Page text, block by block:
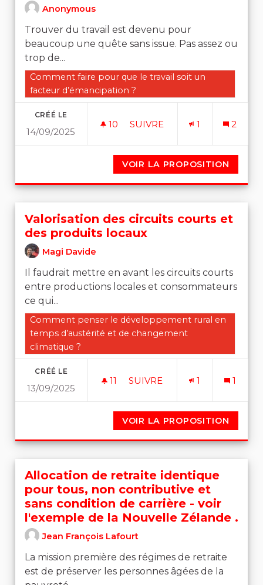
Anonymous
Trouver du travail est devenu pour
beaucoup une quête sans issue. Pas assez ou
trop de...
Filtrer les résultats de la catégorie : Comment faire
Comment faire pour que le travail soit un
facteur d’émancipation ?
CRÉÉ LE
14/09/2025
10 10 ABONNÉS
SUIVRE 1 2
VOIR LA PROPOSITION
Valorisation des circuits courts et
des produits locaux
Magi Davide
Il faudrait mettre en avant les circuits courts
entre productions locales et consommateurs
ce qui...
Filtrer les résultats de la catégorie : Comment
Comment penser le développement rural en
temps d’austérité et de changement
climatique ?
CRÉÉ LE
13/09/2025
11 11 ABONNÉS
SUIVRE 1 1
VOIR LA PROPOSITION
Allocation de retraite identique
pour tous, non contributive et
sans condition de carrière - voir
l'exemple de la Nouvelle Zélande .
Jean François Lafourt
La mission première des régimes de retraite
est de préserver les personnes âgées de la